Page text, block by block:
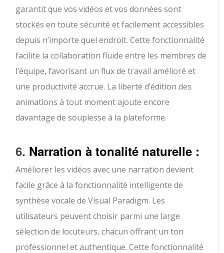
garantit que vos vidéos et vos données sont
stockés en toute sécurité et facilement accessibles
depuis n’importe quel endroit. Cette fonctionnalité
facilite la collaboration fluide entre les membres de
l’équipe, favorisant un flux de travail amélioré et
une productivité accrue. La liberté d’édition des
animations à tout moment ajoute encore
davantage de souplesse à la plateforme.
6. Narration à tonalité naturelle :
Améliorer les vidéos avec une narration devient
facile grâce à la fonctionnalité intelligente de
synthèse vocale de Visual Paradigm. Les
utilisateurs peuvent choisir parmi une large
sélection de locuteurs, chacun offrant un ton
professionnel et authentique. Cette fonctionnalité